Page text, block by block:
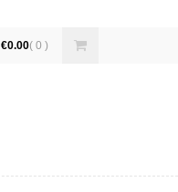
€0.00( 0 )